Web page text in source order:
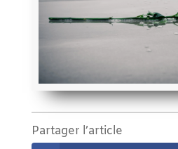
Partager l’article